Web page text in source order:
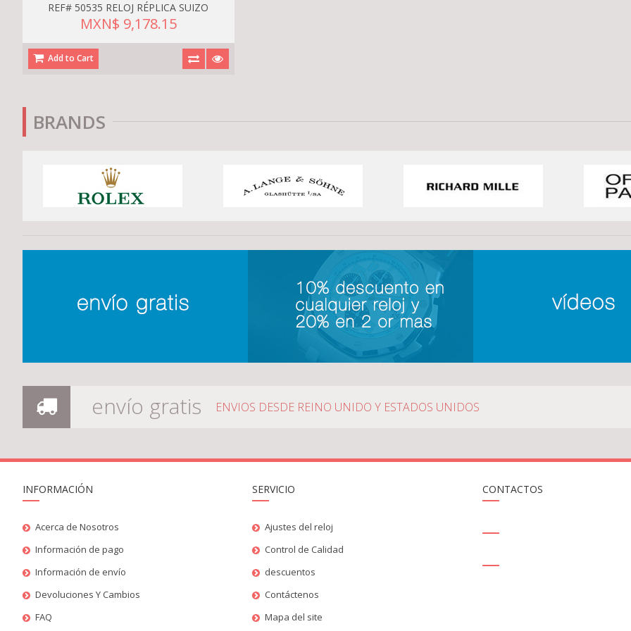
REF# 50535 RELOJ RÉPLICA SUIZO
MXN$ 9,178.15
Add to Cart
BRANDS
envío gratis ENVIOS DESDE REINO UNIDO Y ESTADOS UNIDOS
INFORMACIÓN
Acerca de Nosotros
Información de pago
Información de envío
Devoluciones Y Cambios
FAQ
SERVICIO
Ajustes del reloj
Control de Calidad
descuentos
Contáctenos
Mapa del site
CONTACTOS